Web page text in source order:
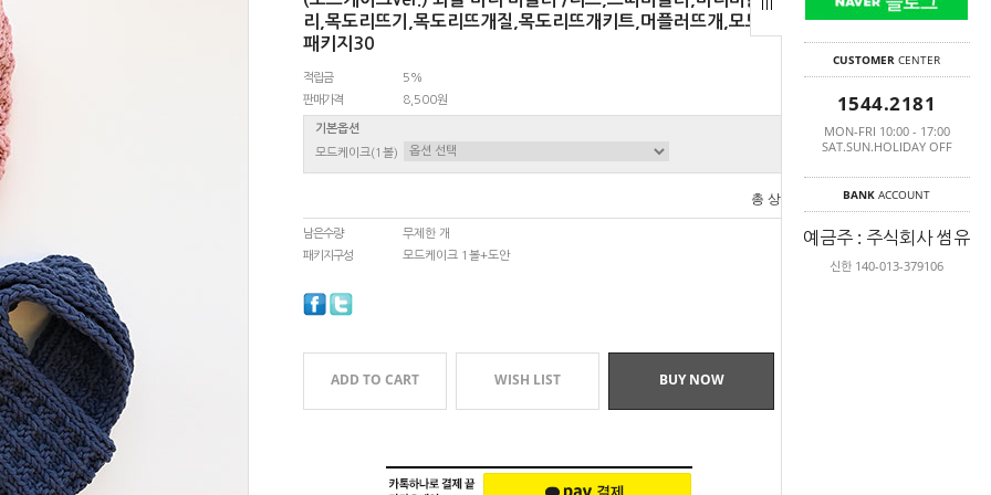
CUSTOMER CENTER
1544.2181
MON-FRI 10:00 - 17:00
SAT.SUN.HOLIDAY OFF
BANK ACCOUNT
예금주 : 주식회사 썸유
신한 140-013-379106
리,목도리뜨기,목도리뜨개질,목도리뜨개키트,머플러뜨개,모드케이크,겨울
패키지30
적립금
5%
판매가격
8,500원
기본옵션
모드케이크(1볼)
총 상품 금액 원
남은수량
무제한 개
패키지구성
모드케이크 1볼+도안
ADD TO CART WISH LIST BUY NOW